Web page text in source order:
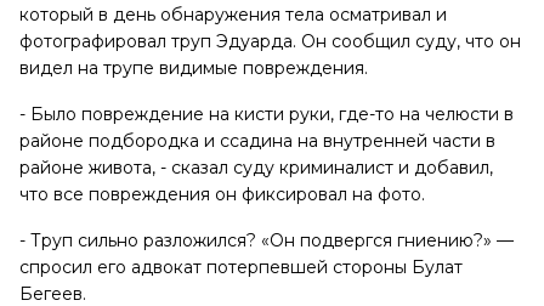
который в день обнаружения тела осматривал и
фотографировал труп Эдуарда. Он сообщил суду, что он
видел на трупе видимые повреждения.
- Было повреждение на кисти руки, где-то на челюсти в
районе подбородка и ссадина на внутренней части в
районе живота, - сказал суду криминалист и добавил,
что все повреждения он фиксировал на фото.
- Труп сильно разложился? «Он подвергся гниению?» —
спросил его адвокат потерпевшей стороны Булат
Бегеев.